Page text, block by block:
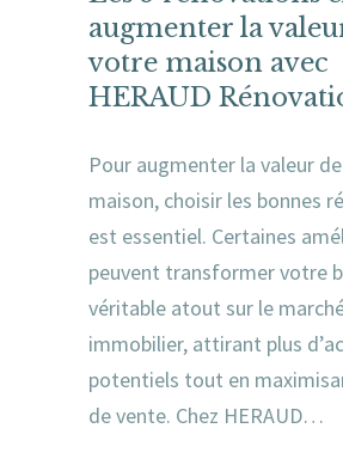
augmenter la
votre maison avec
HERAUD
Pour augmenter la valeur
maison, choisir les bonnes
est essentiel. Certaines
peuvent transformer votre
véritable atout sur le
immobilier, attirant plus
potentiels tout en
de vente. Chez HERAUD…